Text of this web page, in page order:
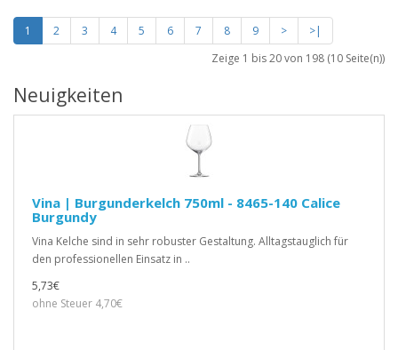
1 2 3 4 5 6 7 8 9 >
>|
Zeige 1 bis 20 von 198 (10 Seite(n))
Neuigkeiten
Vina | Burgunderkelch 750ml - 8465-140 Calice
Burgundy
Vina Kelche sind in sehr robuster Gestaltung. Alltagstauglich für
den professionellen Einsatz in ..
5,73€
ohne Steuer 4,70€